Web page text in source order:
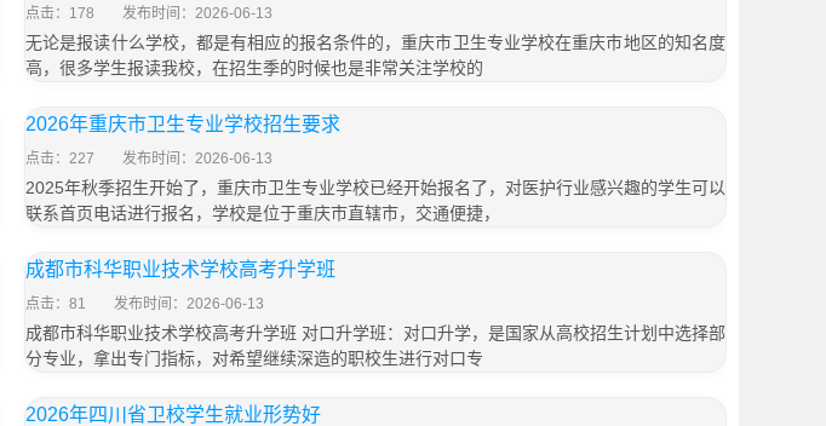
点击：178 发布时间：2026-06-13
无论是报读什么学校，都是有相应的报名条件的，重庆市卫生专业学校在重庆市地区的知名度
高，很多学生报读我校，在招生季的时候也是非常关注学校的
2026年重庆市卫生专业学校招生要求
点击：227 发布时间：2026-06-13
2025年秋季招生开始了，重庆市卫生专业学校已经开始报名了，对医护行业感兴趣的学生可以
联系首页电话进行报名，学校是位于重庆市直辖市，交通便捷，
成都市科华职业技术学校高考升学班
点击：81 发布时间：2026-06-13
成都市科华职业技术学校高考升学班 对口升学班：对口升学，是国家从高校招生计划中选择部
分专业，拿出专门指标，对希望继续深造的职校生进行对口专
2026年四川省卫校学生就业形势好